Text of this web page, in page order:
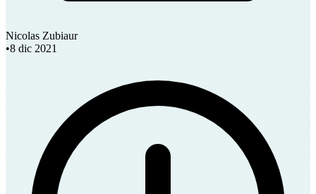
Nicolas Zubiaur
•8 dic 2021